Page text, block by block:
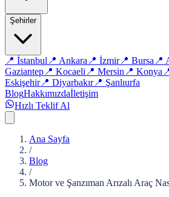
Şehirler
📍 İstanbul 📍 Ankara 📍 İzmir📍 Bursa 📍
Gaziantep 📍 Kocaeli 📍 Mersin 📍 Konya
Eskişehir📍 Diyarbakır📍 Şanlıurfa
BlogHakkımızdaİletişim
Hızlı Teklif Al
Ana Sayfa
/
Blog
/
Motor ve Şanzıman Arızalı Araç